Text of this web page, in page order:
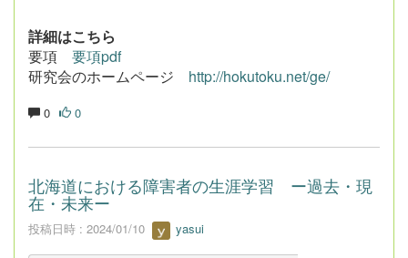
詳細はこちら
要項 要項pdf
研究会のホームページ http://hokutoku.net/ge/
0 0
北海道における障害者の生涯学習 ー過去・現
在・未来ー
投稿日時 : 2024/01/10 yasui